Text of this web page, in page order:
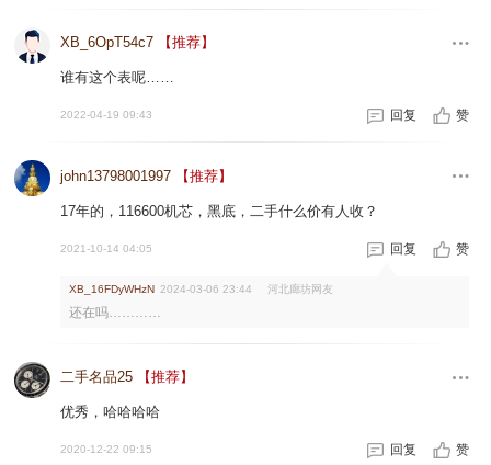
XB_6OpT54c7 【推荐】
谁有这个表呢……
2022-04-19 09:43 回复 赞
john13798001997 【推荐】
17年的，116600机芯，黑底，二手什么价有人收？
2021-10-14 04:05 回复 赞
XB_16FDyWHzN 2024-03-06 23:44 河北廊坊网友
还在吗…………
二手名品25 【推荐】
优秀，哈哈哈哈
2020-12-22 09:15 回复 赞